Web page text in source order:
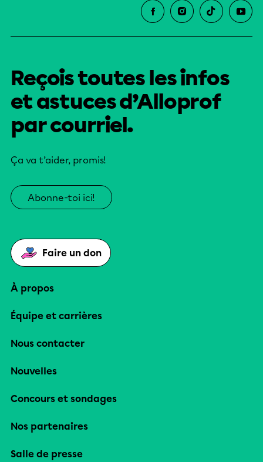
Reçois toutes les infos
et astuces d’Alloprof
par courriel.
Ça va t’aider, promis!
Abonne-toi ici!
Faire un don
À propos
Équipe et carrières
Nous contacter
Nouvelles
Concours et sondages
Nos partenaires
Salle de presse